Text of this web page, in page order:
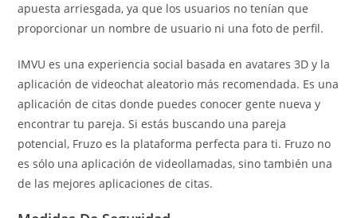
apuesta arriesgada, ya que los usuarios no tenían que
proporcionar un nombre de usuario ni una foto de perfil.
IMVU es una experiencia social basada en avatares 3D y la
aplicación de videochat aleatorio más recomendada. Es una
aplicación de citas donde puedes conocer gente nueva y
encontrar tu pareja. Si estás buscando una pareja
potencial, Fruzo es la plataforma perfecta para ti. Fruzo no
es sólo una aplicación de videollamadas, sino también una
de las mejores aplicaciones de citas.